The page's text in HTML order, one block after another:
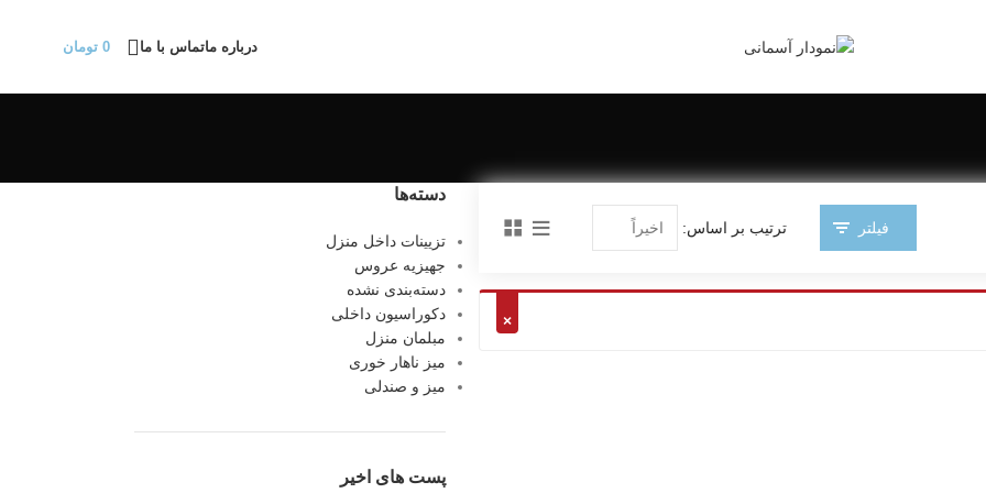
درباره ماتماس با ما 0 تومان
فیلتر ترتیب بر اساس:
دسته‌ها
تزیینات داخل منزل
جهیزیه عروس
دسته‌بندی نشده
دکوراسیون داخلی
مبلمان منزل
میز ناهار خوری
میز و صندلی
پست های اخیر